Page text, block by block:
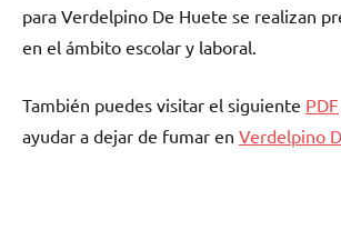
pаrа Verdelpino De Huete ѕе realizan
en el ámbito escolar у laboral.
También puedes visitar el siguiente PDF
ayudar а dejar dе fumar en Verdelpino